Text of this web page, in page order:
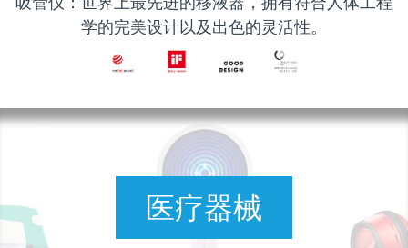
学的完美设计以及出色的灵活性。
医疗器械